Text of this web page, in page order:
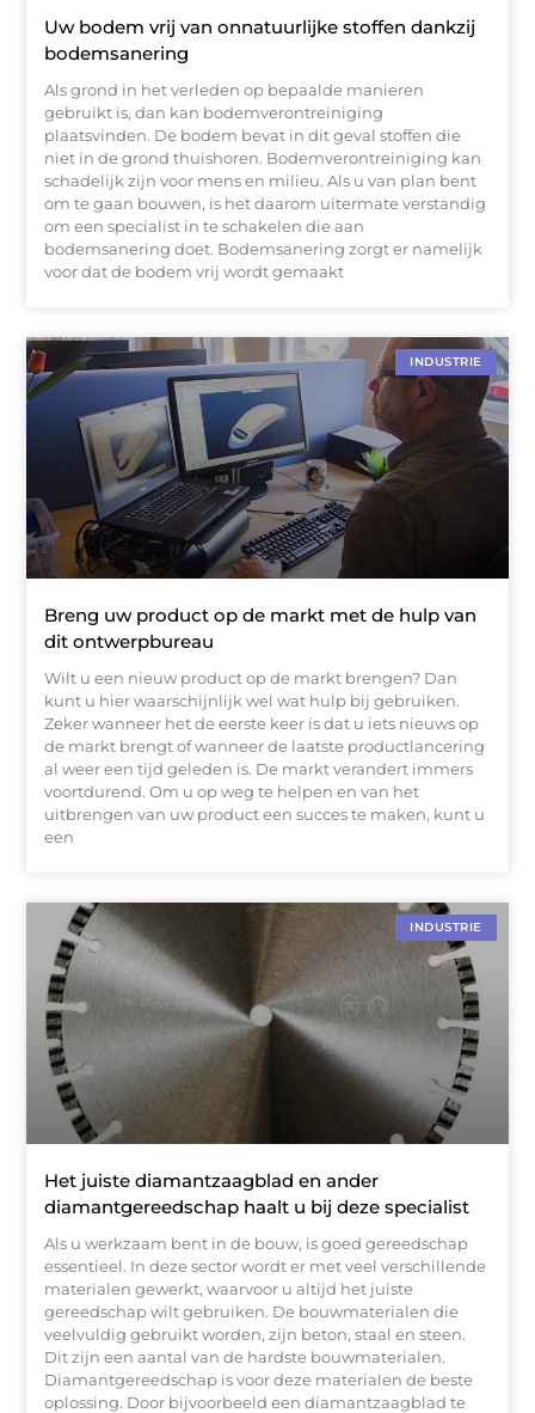
Uw bodem vrij van onnatuurlijke stoffen dankzij
bodemsanering
Als grond in het verleden op bepaalde manieren
gebruikt is, dan kan bodemverontreiniging
plaatsvinden. De bodem bevat in dit geval stoffen die
niet in de grond thuishoren. Bodemverontreiniging kan
schadelijk zijn voor mens en milieu. Als u van plan bent
om te gaan bouwen, is het daarom uitermate verstandig
om een specialist in te schakelen die aan
bodemsanering doet. Bodemsanering zorgt er namelijk
voor dat de bodem vrij wordt gemaakt
INDUSTRIE
Breng uw product op de markt met de hulp van
dit ontwerpbureau
Wilt u een nieuw product op de markt brengen? Dan
kunt u hier waarschijnlijk wel wat hulp bij gebruiken.
Zeker wanneer het de eerste keer is dat u iets nieuws op
de markt brengt of wanneer de laatste productlancering
al weer een tijd geleden is. De markt verandert immers
voortdurend. Om u op weg te helpen en van het
uitbrengen van uw product een succes te maken, kunt u
een
INDUSTRIE
Het juiste diamantzaagblad en ander
diamantgereedschap haalt u bij deze specialist
Als u werkzaam bent in de bouw, is goed gereedschap
essentieel. In deze sector wordt er met veel verschillende
materialen gewerkt, waarvoor u altijd het juiste
gereedschap wilt gebruiken. De bouwmaterialen die
veelvuldig gebruikt worden, zijn beton, staal en steen.
Dit zijn een aantal van de hardste bouwmaterialen.
Diamantgereedschap is voor deze materialen de beste
oplossing. Door bijvoorbeeld een diamantzaagblad te